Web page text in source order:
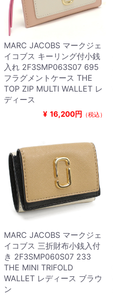
MARC JACOBS マークジェ
イコブス キーリング付小銭
入れ 2F3SMP063S07 695
フラグメントケース THE
TOP ZIP MULTI WALLET レ
ディース
¥ 16,200円 （税込）
MARC JACOBS マークジェ
イコブス 三折財布小銭入付
き 2F3SMP060S07 233
THE MINI TRIFOLD
WALLET レディース ブラウ
ン